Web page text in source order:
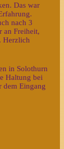
Das war
nach 3
an Freiheit,
Herzlich
in Solothurn
Haltung bei
dem Eingang